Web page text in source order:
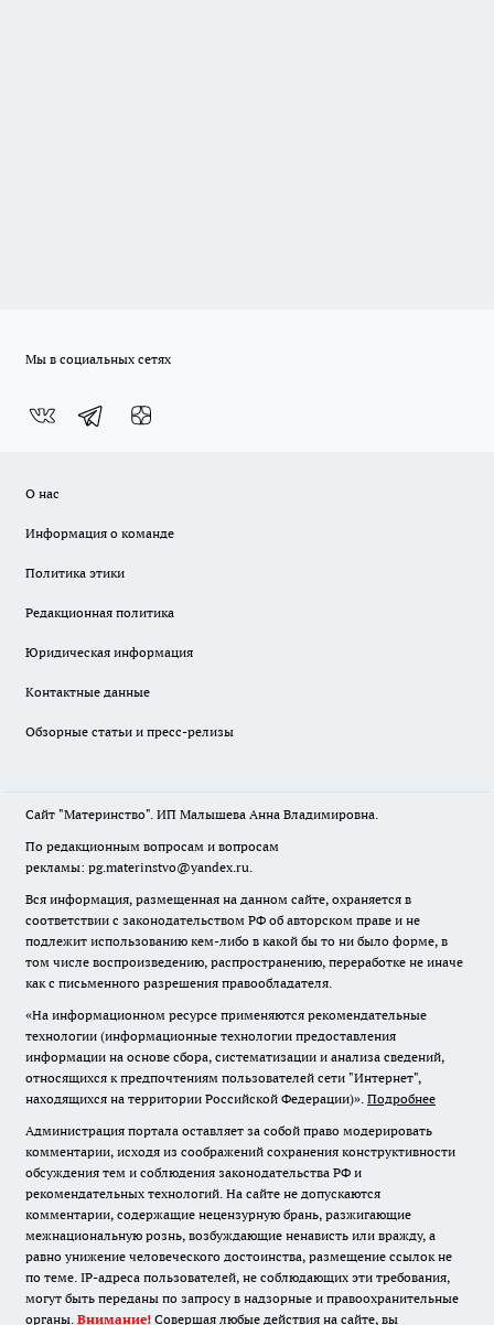
Мы в социальных сетях
О нас
Информация о команде
Политика этики
Редакционная политика
Юридическая информация
Контактные данные
Обзорные статьи и пресс-релизы
Сайт "Материнство". ИП Малышева Анна Владимировна.
По редакционным вопросам и вопросам
рекламы: pg.materinstvo@yandex.ru.
Вся информация, размещенная на данном сайте, охраняется в
соответствии с законодательством РФ об авторском праве и не
подлежит использованию кем-либо в какой бы то ни было форме, в
том числе воспроизведению, распространению, переработке не иначе
как с письменного разрешения правообладателя.
«На информационном ресурсе применяются рекомендательные
технологии (информационные технологии предоставления
информации на основе сбора, систематизации и анализа сведений,
относящихся к предпочтениям пользователей сети "Интернет",
находящихся на территории Российской Федерации)». Подробнее
Администрация портала оставляет за собой право модерировать
комментарии, исходя из соображений сохранения конструктивности
обсуждения тем и соблюдения законодательства РФ и
рекомендательных технологий. На сайте не допускаются
комментарии, содержащие нецензурную брань, разжигающие
межнациональную рознь, возбуждающие ненависть или вражду, а
равно унижение человеческого достоинства, размещение ссылок не
по теме. IP-адреса пользователей, не соблюдающих эти требования,
могут быть переданы по запросу в надзорные и правоохранительные
органы. Внимание! Совершая любые действия на сайте, вы